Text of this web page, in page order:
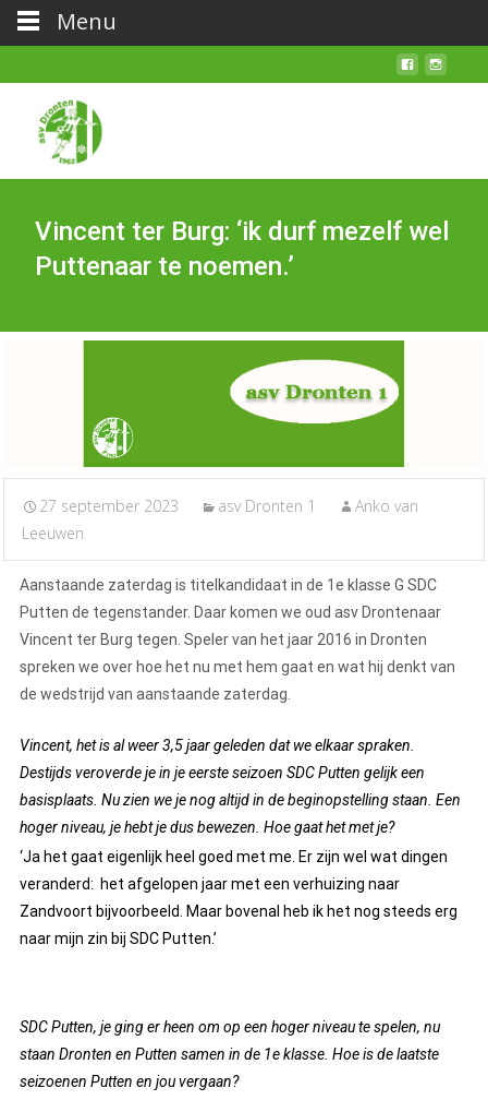
Vincent ter Burg: ‘ik durf mezelf wel
Puttenaar te noemen.’
27 september 2023 asv Dronten 1
Anko van
Leeuwen
Aanstaande zaterdag is titelkandidaat in de 1e klasse G SDC
Putten de tegenstander. Daar komen we oud asv Drontenaar
Vincent ter Burg tegen. Speler van het jaar 2016 in Dronten
spreken we over hoe het nu met hem gaat en wat hij denkt van
de wedstrijd van aanstaande zaterdag.
Vincent, het is al weer 3,5 jaar geleden dat we elkaar spraken.
Destijds veroverde je in je eerste seizoen SDC Putten gelijk een
basisplaats. Nu zien we je nog altijd in de beginopstelling staan. Een
hoger niveau, je hebt je dus bewezen. Hoe gaat het met je?
‘Ja het gaat eigenlijk heel goed met me. Er zijn wel wat dingen
veranderd: het afgelopen jaar met een verhuizing naar
Zandvoort bijvoorbeeld. Maar bovenal heb ik het nog steeds erg
naar mijn zin bij SDC Putten.’
SDC Putten, je ging er heen om op een hoger niveau te spelen, nu
staan Dronten en Putten samen in de 1e klasse. Hoe is de laatste
seizoenen Putten en jou vergaan?
Menu